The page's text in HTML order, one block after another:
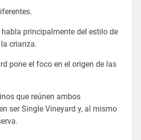
habla principalmente del estilo de
crianza.
pone el foco en el origen de las
que reúnen ambos
ser Single Vineyard y, al mismo